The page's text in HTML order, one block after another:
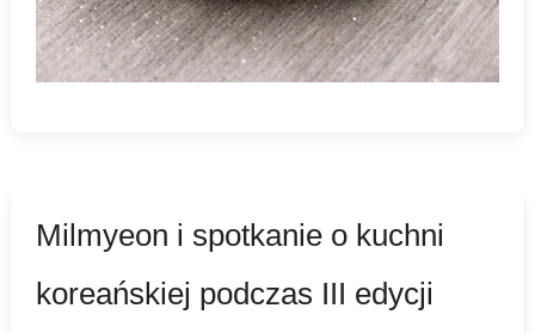
Milmyeon i spotkanie o kuchni
koreańskiej podczas III edycji